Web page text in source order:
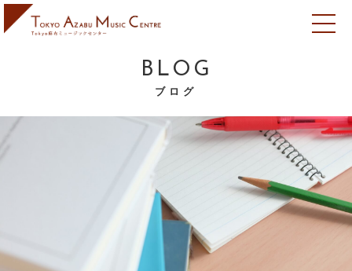
BLOG
ブログ